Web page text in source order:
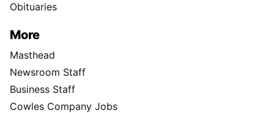
Obituaries
More
Masthead
Newsroom Staff
Business Staff
Cowles Company Jobs